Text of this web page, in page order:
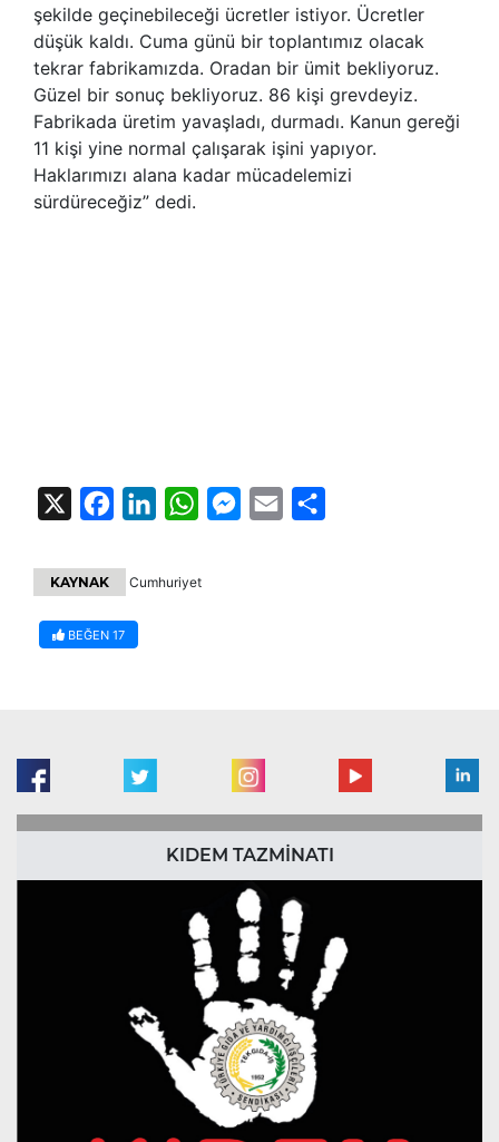
şekilde geçinebileceği ücretler istiyor. Ücretler
düşük kaldı. Cuma günü bir toplantımız olacak
tekrar fabrikamızda. Oradan bir ümit bekliyoruz.
Güzel bir sonuç bekliyoruz. 86 kişi grevdeyiz.
Fabrikada üretim yavaşladı, durmadı. Kanun gereği
11 kişi yine normal çalışarak işini yapıyor.
Haklarımızı alana kadar mücadelemizi
sürdüreceğiz” dedi.
FacebookLinkedInWhatsAppMessenger
Email
KAYNAK Cumhuriyet
BEĞEN 17
KIDEM TAZMİNATI